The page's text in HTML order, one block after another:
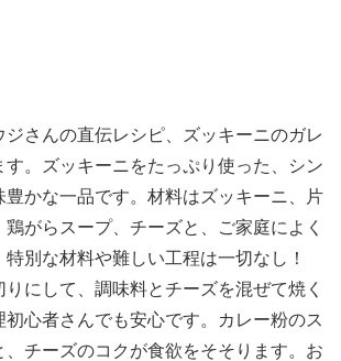
さんの直伝レシピ、ズッキーニのガレ
す。ズッキーニをたっぷり使った、シン
豊かな一品です。材料はズッキーニ、片
がらスープ、チーズと、ご家庭によく
別な材料や難しい工程は一切なし！
りにして、調味料とチーズを混ぜて焼く
初心者さんでも安心です。カレー粉のス
、チーズのコクが食欲をそそります。お